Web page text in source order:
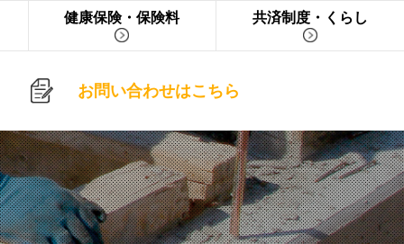
健康保険・保険料 共済制度・くらし
お問い合わせはこちら